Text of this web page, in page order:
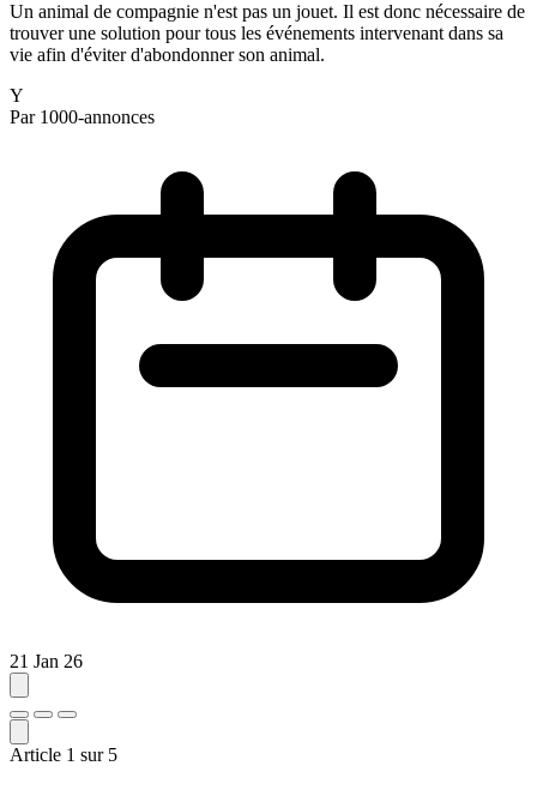
Un animal de compagnie n'est pas un jouet. Il est donc nécessaire de
trouver une solution pour tous les événements intervenant dans sa
vie afin d'éviter d'abondonner son animal.
Y
Par 1000-annonces
21 Jan 26
Article 1 sur 5